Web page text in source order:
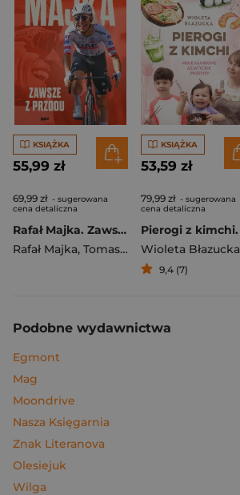
KSIĄŻKA
55,99 zł
69,99 zł - sugerowana
cena detaliczna
Rafał Majka. Zawsze z przodu. Rozmawia Tomasz Kalemba - książka z autografem
Rafał Majka, Tomasz Kalemba
KSIĄŻKA
53,59 zł
79,99 zł - sugerowana
cena detaliczna
Wioleta Błazucka
9,4 (7)
Podobne wydawnictwa
Egmont
Mag
Moondrive
Nasza Księgarnia
Znak Literanova
Olesiejuk
Wilga